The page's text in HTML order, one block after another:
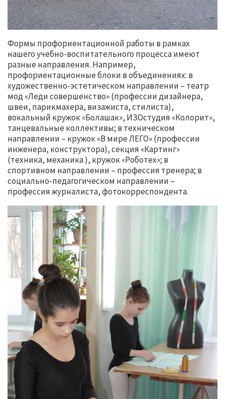
Формы профориентационной работы в рамках
нашего учебно-воспитательного процесса имеют
разные направления. Например,
профориентационные блоки в объединениях: в
художественно-эстетическом направлении – театр
мод «Леди совершенство» (профессии дизайнера,
швеи, парикмахера, визажиста, стилиста),
вокальный кружок «Болашак», ИЗОстудия «Колорит»,
танцевальные коллективы; в техническом
направлении – кружок «В мире ЛЕГО» (профессии
инженера, конструктора), секция «Картинг»
(техника, механика ), кружок «Роботех»; в
спортивном направлении – профессия тренера; в
социально-педагогическом направлении –
профессия журналиста, фотокорреспондента.